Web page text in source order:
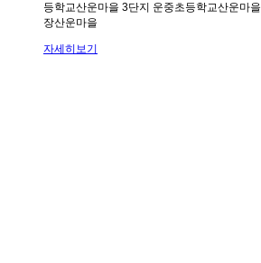
등학교산운마을 3단지 운중초등학교산운마을
장산운마을
자세히보기